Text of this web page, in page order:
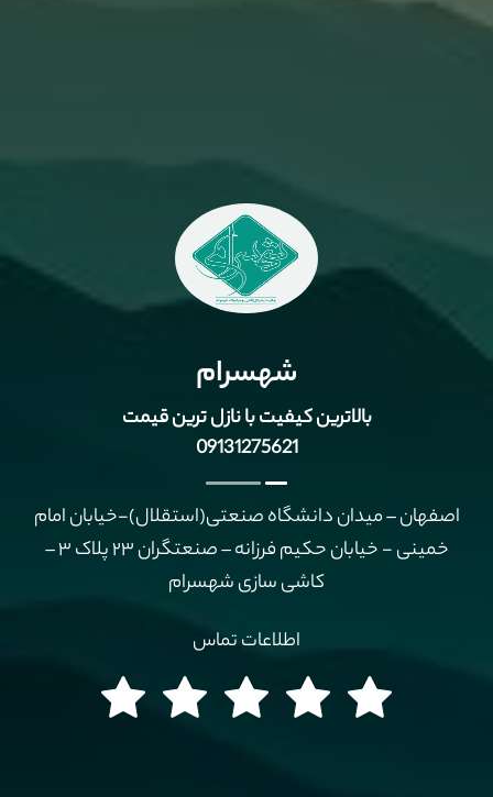
شهسرام
بالاترین کیفیت با نازل ترین قیمت
09131275621
اصفهان – میدان دانشگاه صنعتی(استقلال)-خیابان امام
خمینی - خیابان حکیم فرزانه – صنعتگران ۲۳ پلاک ۳ –
کاشی سازی شهسرام
اطلاعات تماس